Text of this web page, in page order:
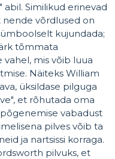
abil. Similikud erinevad
võrdlused on
kujundada;
tõmmata
mis võib luua
Näiteks William
üksildase pilguga
et rõhutada oma
vabadust
pilves võib ta
ja nartsissi korraga.
pilvuks, et